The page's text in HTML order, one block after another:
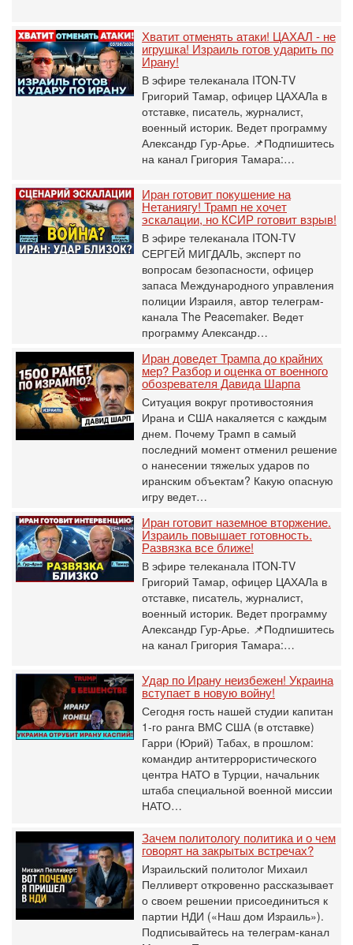
Хватит отменять атаки! ЦАХАЛ - не
игрушка! Израиль готов ударить по
Ирану!
В эфире телеканала ITON-TV
Григорий Тамар, офицер ЦАХАЛа в
отставке, писатель, журналист,
военный историк. Ведет программу
Александр Гур-Арье. 📌Подпишитесь
на канал Григория Тамара:…
Иран готовит покушение на
Нетаниягу! Трамп не хочет
эскалации, но КСИР готовит взрыв!
В эфире телеканала ITON-TV
СЕРГЕЙ МИГДАЛЬ, эксперт по
вопросам безопасности, офицер
запаса Международного управления
полиции Израиля, автор телеграм-
канала The Peacemaker. Ведет
программу Александр…
Иран доведет Трампа до крайних
мер? Разбор и оценка от военного
обозревателя Давида Шарпа
Ситуация вокруг противостояния
Ирана и США накаляется с каждым
днем. Почему Трамп в самый
последний момент отменил решение
о нанесении тяжелых ударов по
иранским объектам? Какую опасную
игру ведет…
Иран готовит наземное вторжение.
Израиль повышает готовность.
Развязка все ближе!
В эфире телеканала ITON-TV
Григорий Тамар, офицер ЦАХАЛа в
отставке, писатель, журналист,
военный историк. Ведет программу
Александр Гур-Арье. 📌Подпишитесь
на канал Григория Тамара:…
Удар по Ирану неизбежен! Украина
вступает в новую войну!
Сегодня гость нашей студии капитан
1-го ранга ВМC США (в отставке)
Гарри (Юрий) Табах, в прошлом:
командир антитеррористического
центра НАТО в Турции, начальник
штаба специальной военной миссии
НАТО…
Зачем политологу политика и о чем
говорят на закрытых встречах?
Израильский политолог Михаил
Пелливерт откровенно рассказывает
о своем решении присоединиться к
партии НДИ («Наш дом Израиль»).
Подписывайтесь на телеграм-канал